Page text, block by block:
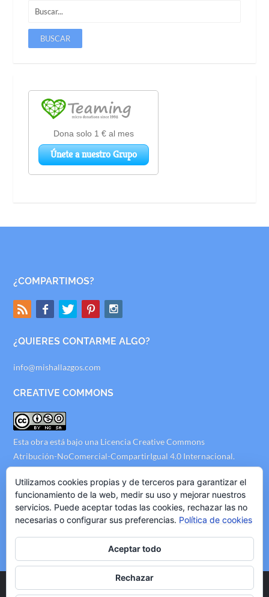
¿COMPARTIMOS?
¿QUIERES CONTARME ALGO?
info@mishallazgos.com
CREATIVE COMMONS
Esta obra está bajo una Licencia Creative Commons
Atribución-NoComercial-CompartirIgual 4.0 Internacional.
AVISO LEGAL
Politica de Privacidad
Politica de Cookies
Politica de Publicidad
Copyright © 2020 mishallazgos.com, All Rights Reserved.
Utilizamos cookies propias y de terceros para garantizar el
funcionamiento de la web, medir su uso y mejorar nuestros
servicios. Puede aceptar todas las cookies, rechazar las no
necesarias o configurar sus preferencias. Política de cookies
Aceptar todo
Rechazar